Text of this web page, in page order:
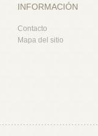
INFORMACIÓN
Contacto
Mapa del sitio